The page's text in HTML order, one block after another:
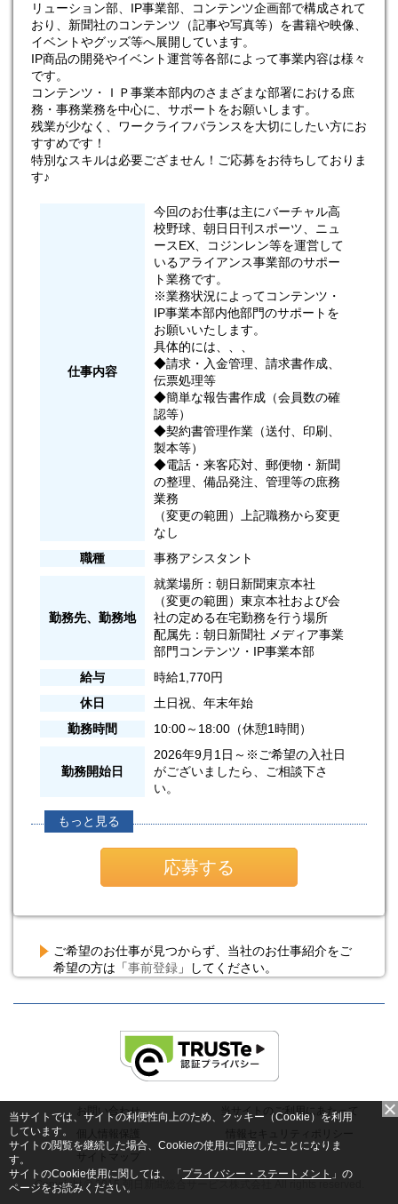
リューション部、IP事業部、コンテンツ企画部で構成されて
おり、新聞社のコンテンツ（記事や写真等）を書籍や映像、
イベントやグッズ等へ展開しています。
IP商品の開発やイベント運営等各部によって事業内容は様々
です。
コンテンツ・ＩＰ事業本部内のさまざまな部署における庶
務・事務業務を中心に、サポートをお願いします。
残業が少なく、ワークライフバランスを大切にしたい方にお
すすめです！
特別なスキルは必要ござません！ご応募をお待ちしておりま
す♪
仕事内容
今回のお仕事は主にバーチャル高
校野球、朝日日刊スポーツ、ニュ
ースEX、コジンレン等を運営して
いるアライアンス事業部のサポー
ト業務です。
※業務状況によってコンテンツ・
IP事業本部内他部門のサポートを
お願いいたします。
具体的には、、、
◆請求・入金管理、請求書作成、
伝票処理等
◆簡単な報告書作成（会員数の確
認等）
◆契約書管理作業（送付、印刷、
製本等）
◆電話・来客応対、郵便物・新聞
の整理、備品発注、管理等の庶務
業務
（変更の範囲）上記職務から変更
なし
職種
事務アシスタント
勤務先、勤務地
就業場所：朝日新聞東京本社
（変更の範囲）東京本社および会
社の定める在宅勤務を行う場所
配属先：朝日新聞社 メディア事業
部門コンテンツ・IP事業本部
給与
時給1,770円
休日
土日祝、年末年始
勤務時間
10:00～18:00（休憩1時間）
勤務開始日
2026年9月1日～※ご希望の入社日
がございましたら、ご相談下さ
い。
もっと見る
応募する
ご希望のお仕事が見つからず、当社のお仕事紹介をご
希望の方は「事前登録 」してください。
お問い合わせ
当サイトのご利用にあたって
Copyright © 2015 朝日新聞総合サービス株式会社 All rights reserved.
当サイトでは、サイトの利便性向上のため、クッキー（Cookie）を利用
しています。
サイトの閲覧を継続した場合、Cookieの使用に同意したことになりま
す。
サイトのCookie使用に関しては、「 プライバシー・ステートメント 」の
ページをお読みください。